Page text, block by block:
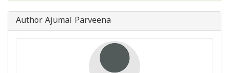
Author Ajumal Parveena